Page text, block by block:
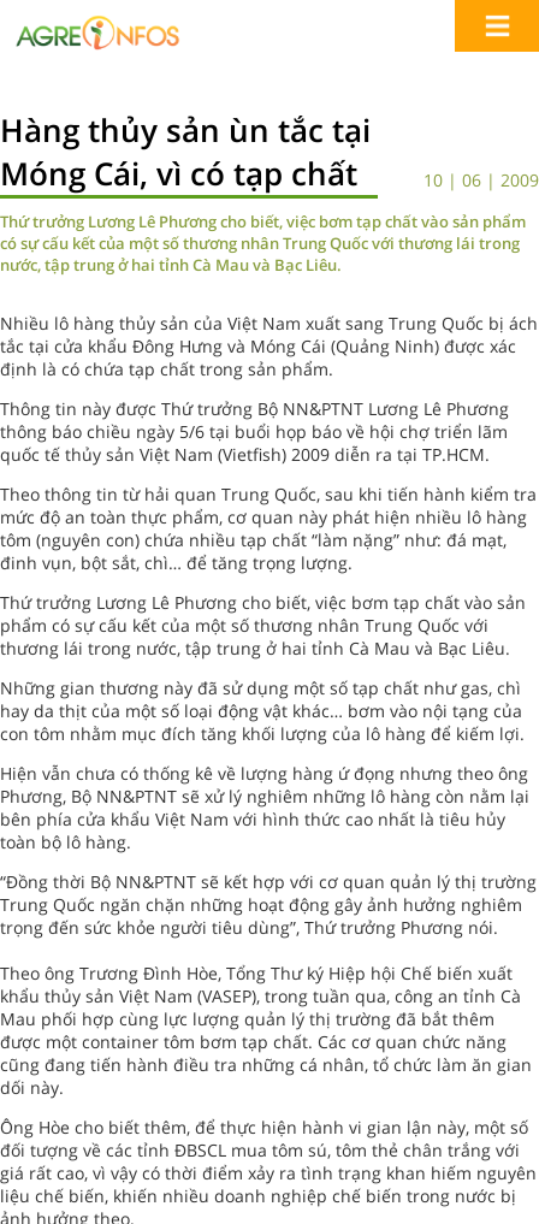
Hàng thủy sản ùn tắc tại
Móng Cái, vì có tạp chất
10 | 06 | 2009
Thứ trưởng Lương Lê Phương cho biết, việc bơm tạp chất vào sản phẩm
có sự cấu kết của một số thương nhân Trung Quốc với thương lái trong
nước, tập trung ở hai tỉnh Cà Mau và Bạc Liêu.
Nhiều lô hàng thủy sản của Việt Nam xuất sang Trung Quốc bị ách
tắc tại cửa khẩu Đông Hưng và Móng Cái (Quảng Ninh) được xác
định là có chứa tạp chất trong sản phẩm.
Thông tin này được Thứ trưởng Bộ NN&PTNT Lương Lê Phương
thông báo chiều ngày 5/6 tại buổi họp báo về hội chợ triển lãm
quốc tế thủy sản Việt Nam (Vietfish) 2009 diễn ra tại TP.HCM.
Theo thông tin từ hải quan Trung Quốc, sau khi tiến hành kiểm tra
mức độ an toàn thực phẩm, cơ quan này phát hiện nhiều lô hàng
tôm (nguyên con) chứa nhiều tạp chất “làm nặng” như: đá mạt,
đinh vụn, bột sắt, chì… để tăng trọng lượng.
Thứ trưởng Lương Lê Phương cho biết, việc bơm tạp chất vào sản
phẩm có sự cấu kết của một số thương nhân Trung Quốc với
thương lái trong nước, tập trung ở hai tỉnh Cà Mau và Bạc Liêu.
Những gian thương này đã sử dụng một số tạp chất như gas, chì
hay da thịt của một số loại động vật khác… bơm vào nội tạng của
con tôm nhằm mục đích tăng khối lượng của lô hàng để kiếm lợi.
Hiện vẫn chưa có thống kê về lượng hàng ứ đọng nhưng theo ông
Phương, Bộ NN&PTNT sẽ xử lý nghiêm những lô hàng còn nằm lại
bên phía cửa khẩu Việt Nam với hình thức cao nhất là tiêu hủy
toàn bộ lô hàng.
“Đồng thời Bộ NN&PTNT sẽ kết hợp với cơ quan quản lý thị trường
Trung Quốc ngăn chặn những hoạt động gây ảnh hưởng nghiêm
trọng đến sức khỏe người tiêu dùng”, Thứ trưởng Phương nói.
Theo ông Trương Đình Hòe, Tổng Thư ký Hiệp hội Chế biến xuất
khẩu thủy sản Việt Nam (VASEP), trong tuần qua, công an tỉnh Cà
Mau phối hợp cùng lực lượng quản lý thị trường đã bắt thêm
được một container tôm bơm tạp chất. Các cơ quan chức năng
cũng đang tiến hành điều tra những cá nhân, tổ chức làm ăn gian
dối này.
Ông Hòe cho biết thêm, để thực hiện hành vi gian lận này, một số
đối tượng về các tỉnh ĐBSCL mua tôm sú, tôm thẻ chân trắng với
giá rất cao, vì vậy có thời điểm xảy ra tình trạng khan hiếm nguyên
liệu chế biến, khiến nhiều doanh nghiệp chế biến trong nước bị
ảnh hưởng theo.